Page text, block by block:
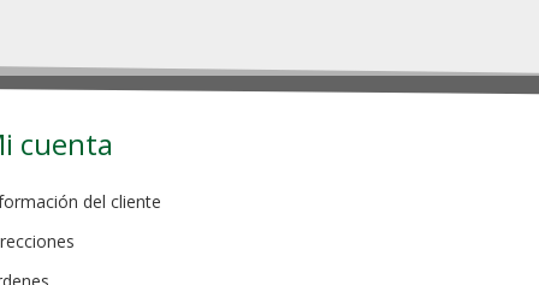
cuenta
del cliente